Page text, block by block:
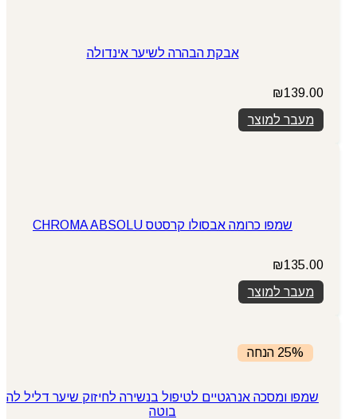
אבקת הבהרה לשיער אינדולה
₪139.00
מעבר למוצר
שמפו כרומה אבסולו קרסטס CHROMA ABSOLU
₪135.00
מעבר למוצר
25% הנחה
שמפו ומסכה אנרגטיים לטיפול בנשירה לחיזוק שיער דליל לה
בוטה